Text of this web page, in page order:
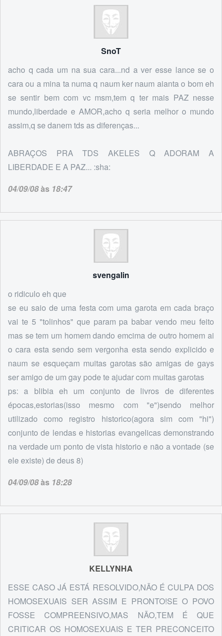
SnoT
acho q cada um na sua cara...nd a ver esse lance se o
cara ou a mina ta numa q naum ker naum aianta o bom eh
se sentir bem com vc msm,tem q ter mais PAZ nesse
mundo,liberdade e AMOR,acho q seria melhor o mundo
assim,q se danem tds as diferenças...
ABRAÇOS PRA TDS AKELES Q ADORAM A
LIBERDADE E A PAZ... :sha:
04/09/08às 18:47
svengalin
o ridiculo eh que
se eu saio de uma festa com uma garota em cada braço
vai te 5 "tolinhos" que param pa babar vendo meu feito
mas se tem um homem dando emcima de outro homem ai
o cara esta sendo sem vergonha esta sendo explicido e
naum se esqueçam muitas garotas são amigas de gays
ser amigo de um gay pode te ajudar com muitas garotas
ps: a blibia eh um conjunto de livros de diferentes
épocas,estorias(isso mesmo com "e")sendo melhor
utilizado como registro historico(agora sim com "hi")
conjunto de lendas e historias evangelicas demonstrando
na verdade um ponto de vista historio e não a vontade (se
ele existe) de deus 8)
04/09/08às 18:28
KELLYNHA
ESSE CASO JÁ ESTÁ RESOLVIDO,NÃO É CULPA DOS
HOMOSEXUAIS SER ASSIM E PRONTO!SE O POVO
FOSSE COMPREENSIVO,MAS NÃO,TEM É QUE
CRITICAR OS HOMOSEXUAIS E TER PRECONCEITO